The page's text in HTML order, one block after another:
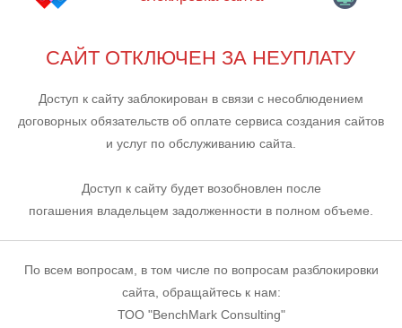
САЙТ ОТКЛЮЧЕН ЗА НЕУПЛАТУ
Доступ к сайту заблокирован в связи с несоблюдением
договорных обязательств об оплате сервиса создания сайтов
и услуг по обслуживанию сайта.
Доступ к сайту будет возобновлен после
погашения владельцем задолженности в полном объеме.
По всем вопросам, в том числе по вопросам разблокировки
сайта, обращайтесь к нам:
ТОО "BenchMark Consulting"